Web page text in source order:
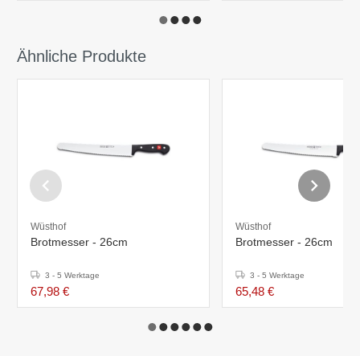
Ähnliche Produkte
Wüsthof
Brotmesser - 26cm
3 - 5 Werktage
67,98 €
Wüsthof
Brotmesser - 26cm
3 - 5 Werktage
65,48 €